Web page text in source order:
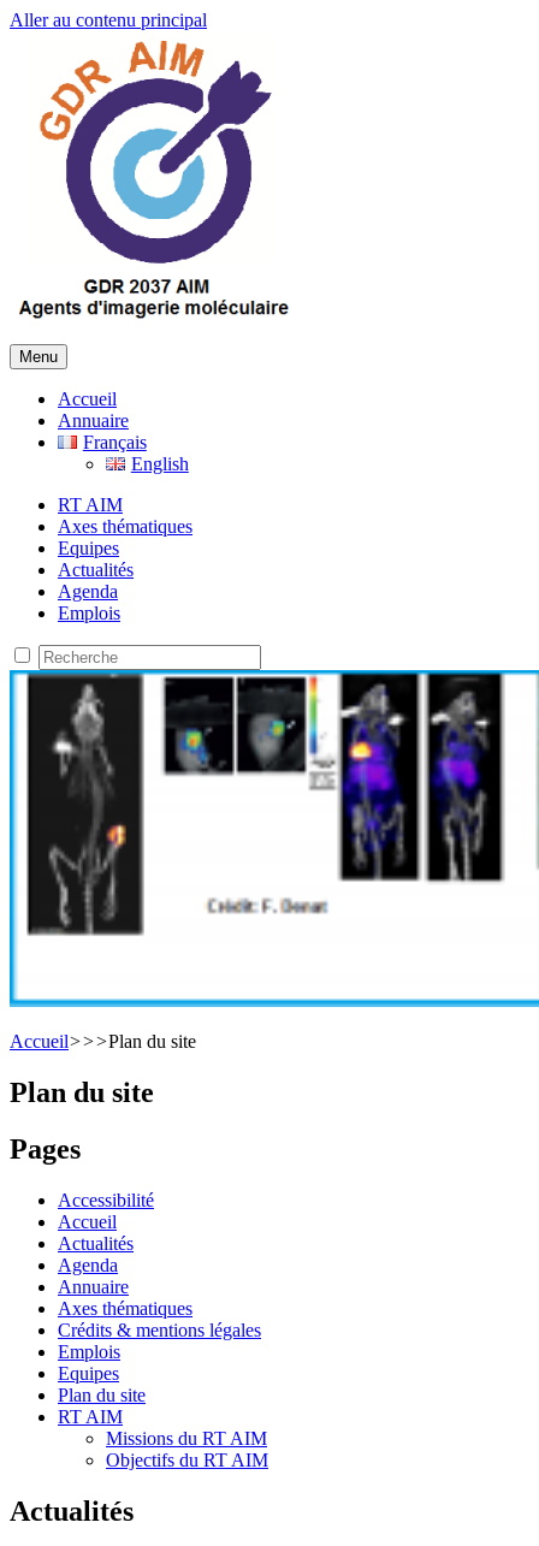
Aller au contenu principal
Menu
Accueil
Annuaire
Français
English
RT AIM
Axes thématiques
Equipes
Actualités
Agenda
Emplois
Accueil>>>Plan du site
Plan du site
Pages
Accessibilité
Accueil
Actualités
Agenda
Annuaire
Axes thématiques
Crédits & mentions légales
Emplois
Equipes
Plan du site
RT AIM
Missions du RT AIM
Objectifs du RT AIM
Actualités